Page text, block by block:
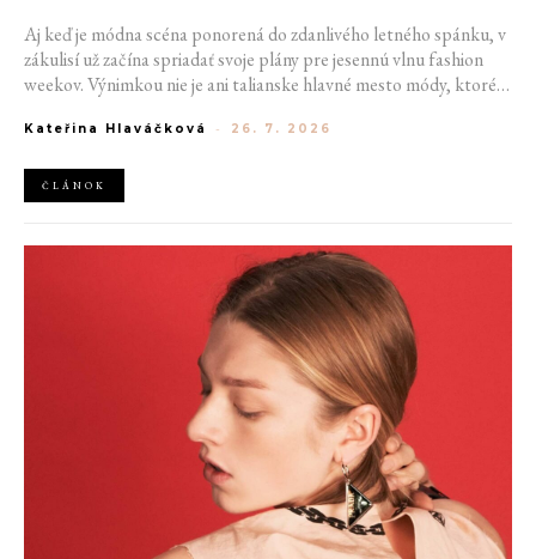
Aj keď je módna scéna ponorená do zdanlivého letného spánku, v
zákulisí už začína spriadať svoje plány pre jesennú vlnu fashion
weekov. Výnimkou nie je ani talianske hlavné mesto módy, ktoré
od 22. do 28. septembra privíta tradičné mená, pozornosť však
značky Moschino.
Kateřina Hlaváčková - 26. 7. 2026
ČLÁNOK